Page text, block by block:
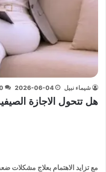
شيماء نبيل 2026-06-04
هل تتحول الاجازة
مع تزايد الاهتمام بعلاج مشكلات